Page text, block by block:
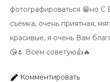
фотографироваться 😁но С
съёмка, очень приятная,
красивые, я очень Вам
😘🌷 Всем советую👍🔥
Комментировать